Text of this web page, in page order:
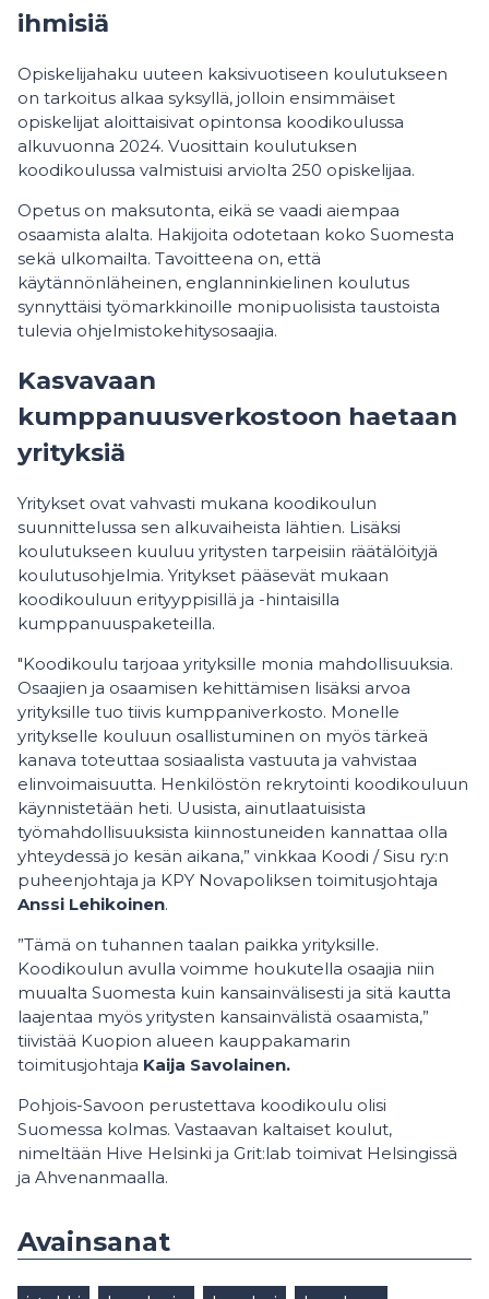
ihmisiä
Opiskelijahaku uuteen kaksivuotiseen koulutukseen
on tarkoitus alkaa syksyllä, jolloin ensimmäiset
opiskelijat aloittaisivat opintonsa koodikoulussa
alkuvuonna 2024. Vuosittain koulutuksen
koodikoulussa valmistuisi arviolta 250 opiskelijaa.
Opetus on maksutonta, eikä se vaadi aiempaa
osaamista alalta. Hakijoita odotetaan koko Suomesta
sekä ulkomailta. Tavoitteena on, että
käytännönläheinen, englanninkielinen koulutus
synnyttäisi työmarkkinoille monipuolisista taustoista
tulevia ohjelmistokehitysosaajia.
Kasvavaan
kumppanuusverkostoon haetaan
yrityksiä
Yritykset ovat vahvasti mukana koodikoulun
suunnittelussa sen alkuvaiheista lähtien. Lisäksi
koulutukseen kuuluu yritysten tarpeisiin räätälöityjä
koulutusohjelmia. Yritykset pääsevät mukaan
koodikouluun erityyppisillä ja -hintaisilla
kumppanuuspaketeilla.
"Koodikoulu tarjoaa yrityksille monia mahdollisuuksia.
Osaajien ja osaamisen kehittämisen lisäksi arvoa
yrityksille tuo tiivis kumppaniverkosto. Monelle
yritykselle kouluun osallistuminen on myös tärkeä
kanava toteuttaa sosiaalista vastuuta ja vahvistaa
elinvoimaisuutta. Henkilöstön rekrytointi koodikouluun
käynnistetään heti. Uusista, ainutlaatuisista
työmahdollisuuksista kiinnostuneiden kannattaa olla
yhteydessä jo kesän aikana,” vinkkaa Koodi / Sisu ry:n
puheenjohtaja ja KPY Novapoliksen toimitusjohtaja
Anssi Lehikoinen.
”Tämä on tuhannen taalan paikka yrityksille.
Koodikoulun avulla voimme houkutella osaajia niin
muualta Suomesta kuin kansainvälisesti ja sitä kautta
laajentaa myös yritysten kansainvälistä osaamista,”
tiivistää Kuopion alueen kauppakamarin
toimitusjohtaja Kaija Savolainen.
Pohjois-Savoon perustettava koodikoulu olisi
Suomessa kolmas. Vastaavan kaltaiset koulut,
nimeltään Hive Helsinki ja Grit:lab toimivat Helsingissä
ja Ahvenanmaalla.
Avainsanat